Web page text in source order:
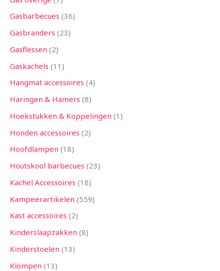
Gasbarbecues 36
Gasbranders 23
Gasflessen 2
Gaskachels 11
Hangmat accessoires 4
Haringen & Hamers 8
Hoekstukken & Koppelingen 1
Honden accessoires 2
Hoofdlampen 18
Houtskool barbecues 23
Kachel Accessoires 18
Kampeerartikelen 559
Kast accessoires 2
Kinderslaapzakken 8
Kinderstoelen 13
Klompen 13